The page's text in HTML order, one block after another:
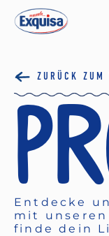
ZURÜCK ZUM
Entdecke
mit
finde dein